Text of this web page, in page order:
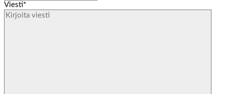
Viesti*